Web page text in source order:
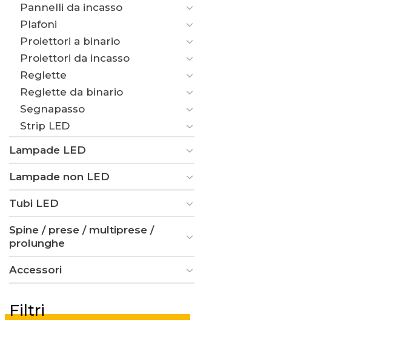
Pannelli da incasso
Plafoni
Proiettori a binario
Proiettori da incasso
Reglette
Reglette da binario
Segnapasso
Strip LED
Lampade LED
Lampade non LED
Tubi LED
Spine / prese / multiprese /
prolunghe
Accessori
Filtri